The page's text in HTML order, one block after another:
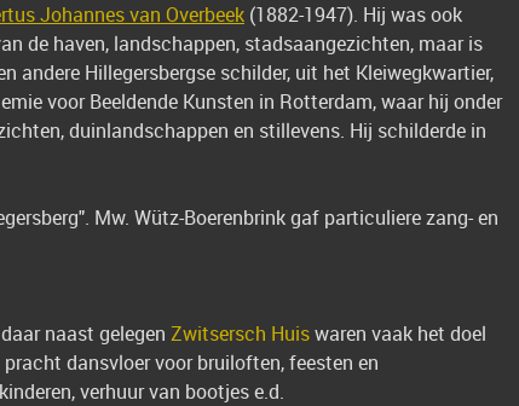
Johannes van Overbeek (1882-1947). Hij was ook
de haven, landschappen, stadsaangezichten, maar is
andere Hillegersbergse schilder, uit het Kleiwegkwartier,
voor Beeldende Kunsten in Rotterdam, waar hij onder
duinlandschappen en stillevens. Hij schilderde in
Mw. Wütz-Boerenbrink gaf particuliere zang- en
naast gelegen Zwitsersch Huiswaren vaak het doel
dansvloer voor bruiloften, feesten en
verhuur van bootjes e.d.